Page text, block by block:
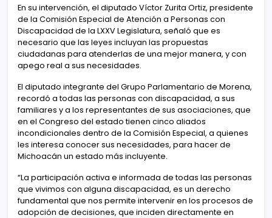
En su intervención, el diputado Víctor Zurita Ortiz, presidente
de la Comisión Especial de Atención a Personas con
Discapacidad de la LXXV Legislatura, señaló que es
necesario que las leyes incluyan las propuestas
ciudadanas para atenderlas de una mejor manera, y con
apego real a sus necesidades.
El diputado integrante del Grupo Parlamentario de Morena,
recordó a todas las personas con discapacidad, a sus
familiares y a los representantes de sus asociaciones, que
en el Congreso del estado tienen cinco aliados
incondicionales dentro de la Comisión Especial, a quienes
les interesa conocer sus necesidades, para hacer de
Michoacán un estado más incluyente.
“La participación activa e informada de todas las personas
que vivimos con alguna discapacidad, es un derecho
fundamental que nos permite intervenir en los procesos de
adopción de decisiones, que inciden directamente en